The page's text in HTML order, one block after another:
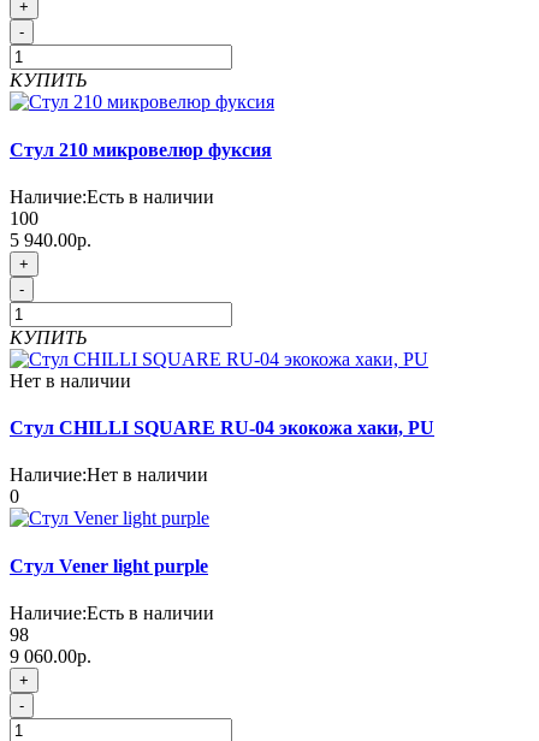
+
-
КУПИТЬ
Стул 210 микровелюр фуксия
Наличие:Есть в наличии
100
5 940.00р.
+
-
КУПИТЬ
Нет в наличии
Стул CHILLI SQUARE RU-04 экокожа хаки, PU
Наличие:Нет в наличии
0
Стул Vener light purple
Наличие:Есть в наличии
98
9 060.00р.
+
-